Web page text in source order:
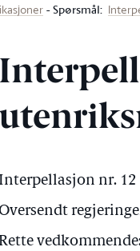
Spørsmål:
Interpellasjon nr. 12